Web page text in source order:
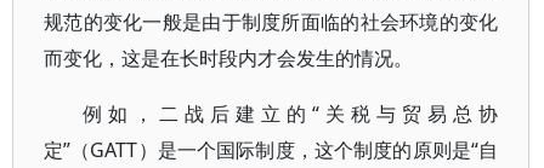
规范的变化一般是由于制度所面临的社会环境的变化
而变化，这是在长时段内才会发生的情况。
例如，二战后建立的“关税与贸易总协
定”（GATT）是一个国际制度，这个制度的原则是“自